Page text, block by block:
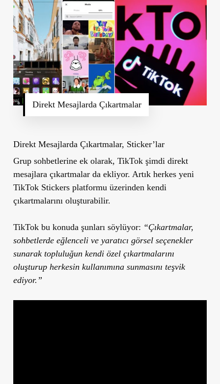
Direkt Mesajlarda Çıkartmalar
Direkt Mesajlarda Çıkartmalar, Sticker’lar
Grup sohbetlerine ek olarak, TikTok şimdi direkt
mesajlara çıkartmalar da ekliyor. Artık herkes yeni
TikTok Stickers platformu üzerinden kendi
çıkartmalarını oluşturabilir.
TikTok bu konuda şunları söylüyor: “Çıkartmalar,
sohbetlerde eğlenceli ve yaratıcı görsel seçenekler
sunarak topluluğun kendi özel çıkartmalarını
oluşturup herkesin kullanımına sunmasını teşvik
ediyor.”